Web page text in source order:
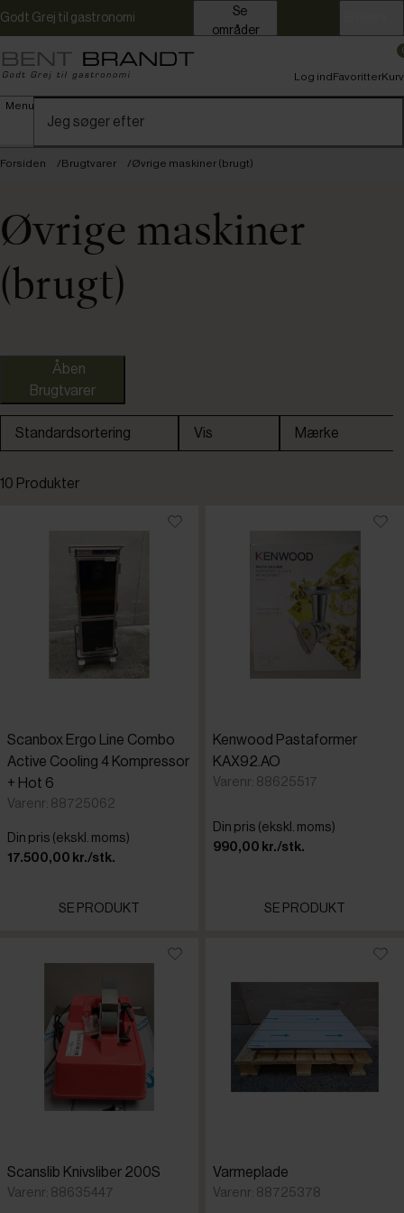
Godt Grej til gastronomi
områder
Menu
Log indFavoritterKurv
Forsiden Brugtvarer Øvrige maskiner (brugt)
Øvrige maskiner
(brugt)
Brugtvarer
Standardsortering
Standardsortering
Højeste pris
Varenr.
Vis
Mærke
Scanbox
Scanslib
10 Produkter
Scanbox Ergo Line Combo
Active Cooling 4 Kompressor
+ Hot 6
Varenr: 88725062
Din pris (ekskl. moms)
17.500,00 kr./stk.
SE PRODUKT
Kenwood Pastaformer
KAX92.AO
Varenr: 88625517
Din pris (ekskl. moms)
990,00 kr./stk.
SE PRODUKT
Scanslib Knivsliber 200S
Varenr: 88635447
Varmeplade
Varenr: 88725378